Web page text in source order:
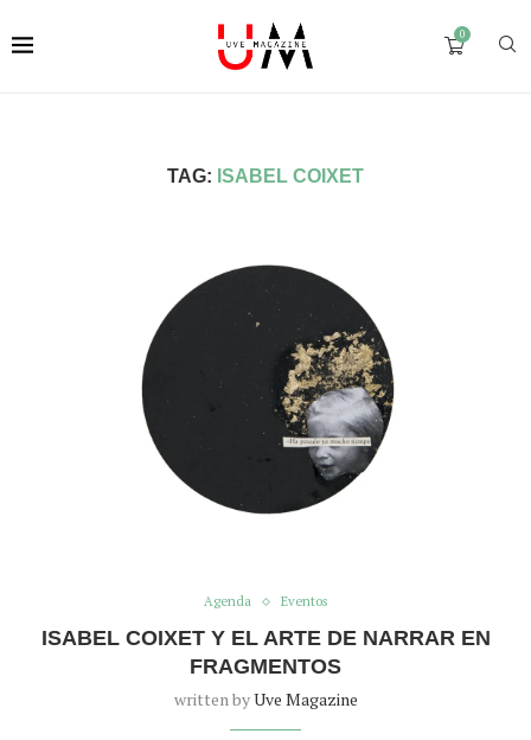
0
TAG: ISABEL COIXET
Agenda Eventos
ISABEL COIXET Y EL ARTE DE NARRAR EN
FRAGMENTOS
written byUve Magazine